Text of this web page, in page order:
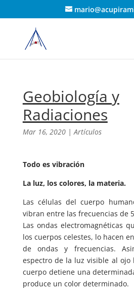
Geobiología y
Radiaciones
Mar 16, 2020|Artículos
Todo es vibración
La luz, los colores, la materia.
Las células del cuerpo
vibran entre las frecuencias de
Las ondas electromagnéticas
los cuerpos celestes, lo hacen
de ondas y frecuencias.
espectro de la luz visible al ojo
cuerpo detiene una
produce un color determinado.